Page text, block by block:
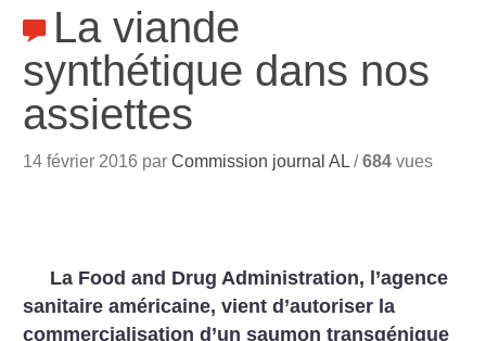
La viande
synthétique dans nos
assiettes
14 février 2016 parCommission journal AL /684 vues
La Food and Drug Administration, l’agence
sanitaire américaine, vient d’autoriser la
commercialisation d’un saumon transgénique